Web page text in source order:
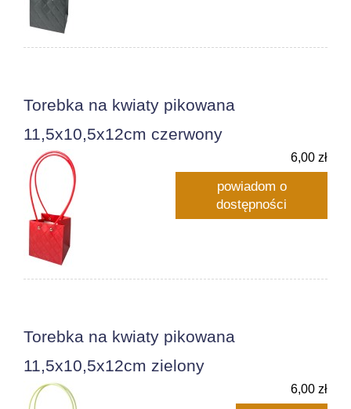
Torebka na kwiaty pikowana
11,5x10,5x12cm czerwony
6,00 zł
powiadom o
dostępności
Torebka na kwiaty pikowana
11,5x10,5x12cm zielony
6,00 zł